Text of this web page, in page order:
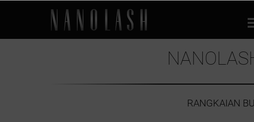
RANGKAIAN